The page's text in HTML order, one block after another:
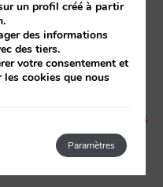
les clients
Une fois que
Google sous
un profil créé à partir
des informations
des tiers.
votre consentement et
cookies que nous
Paramètres